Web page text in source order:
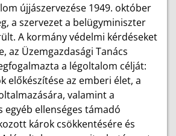
újjászervezése 1949. október
a szervezet a belügyminiszter
A kormány védelmi kérdéseket
az Üzemgazdasági Tanács
a légoltalom célját:
előkészítése az emberi élet, a
valamint a
egyéb ellenséges támadó
károk csökkentésére és